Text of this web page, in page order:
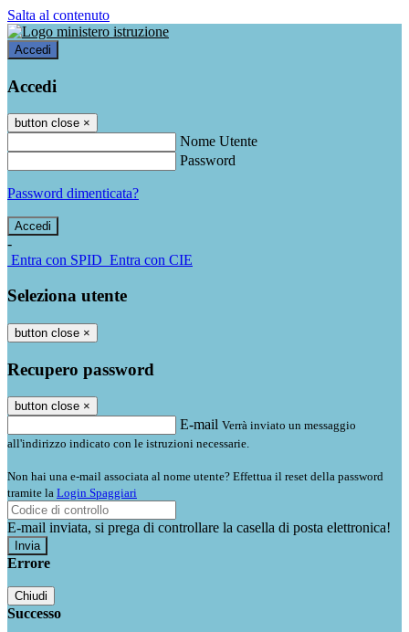
Salta al contenuto
Accedi
Accedi
button close ×
Nome Utente
Password
Password dimenticata?
-
Entra con SPID Entra con CIE
Seleziona utente
button close ×
Recupero password
button close ×
E-mail Verrà inviato un messaggio
all'indirizzo indicato con le istruzioni necessarie.
Non hai una e-mail associata al nome utente? Effettua il reset della password
tramite la Login Spaggiari
E-mail inviata, si prega di controllare la casella di posta elettronica!
Errore
Chiudi
Successo